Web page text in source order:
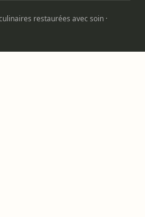
restaurées avec soin ·